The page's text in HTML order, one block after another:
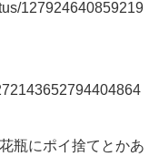
127924640859219
瓶にポイ捨てとかあ